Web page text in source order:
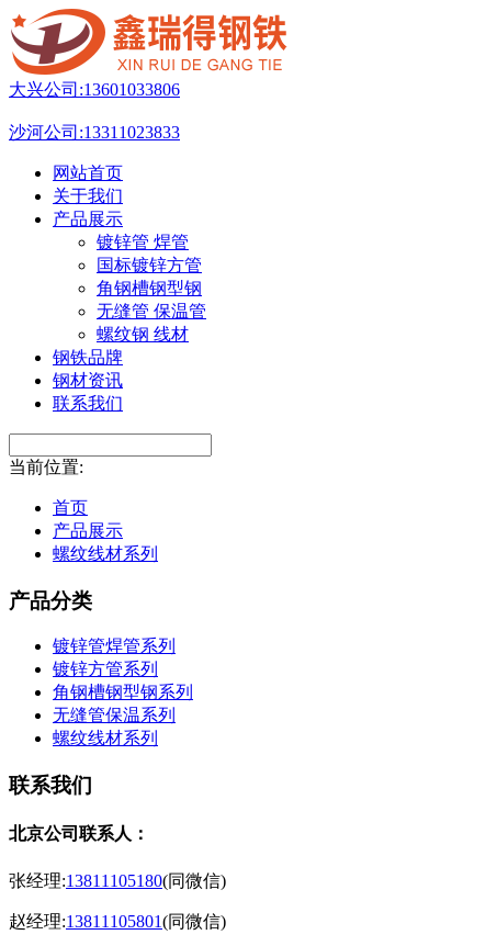
大兴公司:13601033806
沙河公司:13311023833
网站首页
关于我们
产品展示
镀锌管 焊管
国标镀锌方管
角钢槽钢型钢
无缝管 保温管
螺纹钢 线材
钢铁品牌
钢材资讯
联系我们
当前位置:
首页
产品展示
螺纹线材系列
产品分类
镀锌管焊管系列
镀锌方管系列
角钢槽钢型钢系列
无缝管保温系列
螺纹线材系列
联系我们
北京公司联系人：
张经理:13811105180(同微信)
赵经理:13811105801(同微信)